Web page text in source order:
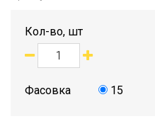
Кол-во, шт
Фасовка 15